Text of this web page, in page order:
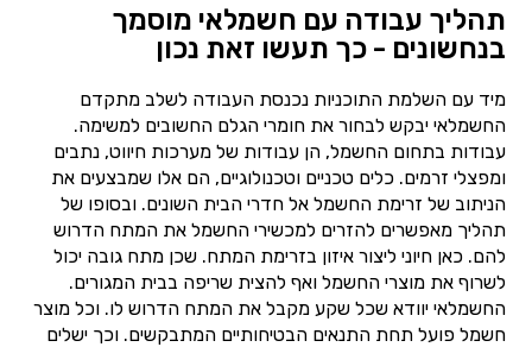
תהליך עבודה עם חשמלאי מוסמך
בנחשונים - כך תעשו זאת נכון
מיד עם השלמת התוכניות נכנסת העבודה לשלב מתקדם
החשמלאי יבקש לבחור את חומרי הגלם החשובים למשימה.
עבודות בתחום החשמל, הן עבודות של מערכות חיווט, נתבים
ומפצלי זרמים. כלים טכניים וטכנולוגיים, הם אלו שמבצעים את
הניתוב של זרימת החשמל אל חדרי הבית השונים. ובסופו של
תהליך מאפשרים להזרים למכשירי החשמל את המתח הדרוש
להם. כאן חיוני ליצור איזון בזרימת המתח. שכן מתח גובה יכול
לשרוף את מוצרי החשמל ואף להצית שריפה בבית המגורים.
החשמלאי יוודא שכל שקע מקבל את המתח הדרוש לו. וכל מוצר
חשמל פועל תחת התנאים הבטיחותיים המתבקשים. וכך ישלים